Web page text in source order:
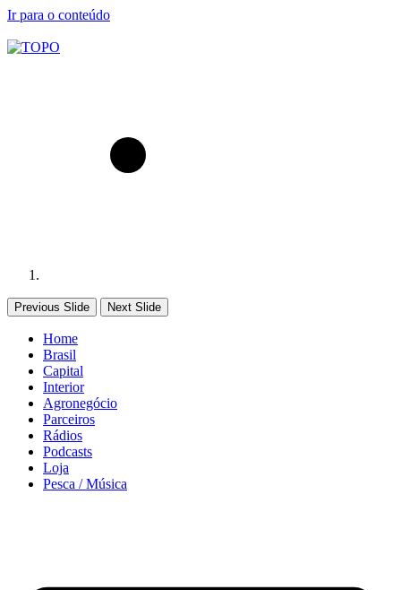
Ir para o conteúdo
Previous Slide Next Slide
Home
Brasil
Capital
Interior
Agronegócio
Parceiros
Rádios
Podcasts
Loja
Pesca / Música